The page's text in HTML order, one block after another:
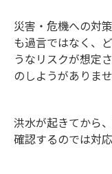
災害・危機への対
も過言ではなく、
うなリスクが想定
のしようがありませ
洪水が起きてから
確認するのでは対